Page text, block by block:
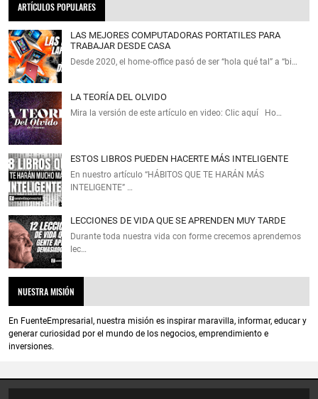
ARTÍCULOS POPULARES
LAS MEJORES COMPUTADORAS PORTATILES PARA
TRABAJAR DESDE CASA
Desde 2020, el home‑office pasó de ser “hola qué tal” a “bi…
LA TEORÍA DEL OLVIDO
Mira la versión de este artículo en video: Clic aquí Ho…
ESTOS LIBROS PUEDEN HACERTE MÁS INTELIGENTE
En nuestro artículo “HÁBITOS QUE TE HARÁN MÁS
INTELIGENTE” …
LECCIONES DE VIDA QUE SE APRENDEN MUY TARDE
Durante toda nuestra vida con forme crecemos aprendemos
lec…
NUESTRA MISIÓN
En FuenteEmpresarial, nuestra misión es inspirar maravilla, informar, educar y
generar curiosidad por el mundo de los negocios, emprendimiento e
inversiones.